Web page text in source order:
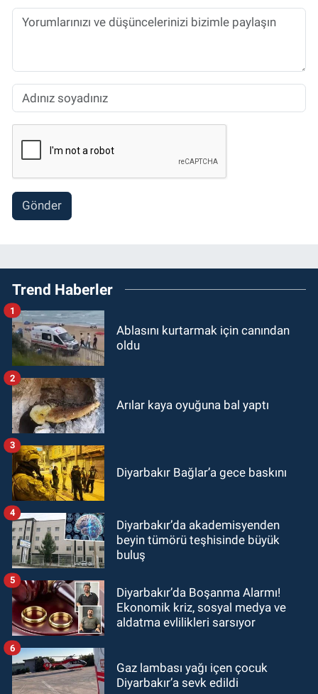
Gönder
Trend Haberler
Ablasını kurtarmak için canından
oldu
1
Arılar kaya oyuğuna bal yaptı
2
Diyarbakır Bağlar’a gece baskını
3
Diyarbakır’da akademisyenden
beyin tümörü teşhisinde büyük
buluş
4
Diyarbakır’da Boşanma Alarmı!
Ekonomik kriz, sosyal medya ve
aldatma evlilikleri sarsıyor
5
Gaz lambası yağı içen çocuk
Diyarbakır’a sevk edildi
6